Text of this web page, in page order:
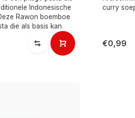
Indonesische
Rawon boemboe
die als basis kan
curry
€0,99